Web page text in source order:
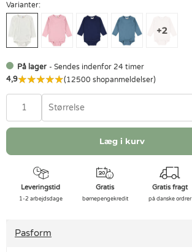
Varianter:
På lager - Sendes indenfor 24 timer
4,9
(12500 shopanmeldelser)
Størrelse
Læg i kurv
Leveringstid
1-2 arbejdsdage
Gratis
børnepengekredit
Gratis fragt
på danske ordrer
Pasform